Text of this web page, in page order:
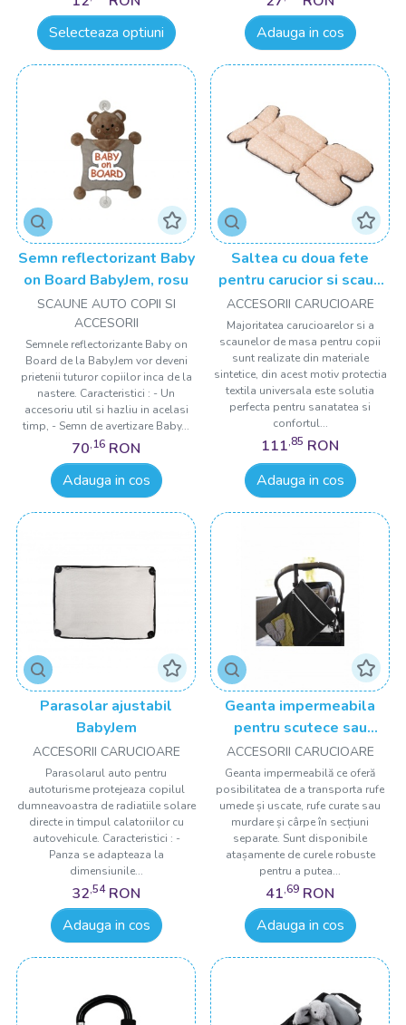
Selecteaza optiuni
Adauga in cos
Semn reflectorizant Baby
on Board BabyJem, rosu
SCAUNE AUTO COPII SI
ACCESORII
Semnele reflectorizante Baby on
Board de la BabyJem vor deveni
prietenii tuturor copiilor inca de la
nastere. Caracteristici : - Un
accesoriu util si hazliu in acelasi
timp, - Semn de avertizare Baby...
70,16 RON
Adauga in cos
Saltea cu doua fete
pentru carucior si scaun
de masa BabyJem Somon
ACCESORII CARUCIOARE
Majoritatea carucioarelor si a
scaunelor de masa pentru copii
sunt realizate din materiale
sintetice, din acest motiv protectia
textila universala este solutia
perfecta pentru sanatatea si
confortul...
111,85 RON
Adauga in cos
Parasolar ajustabil
BabyJem
ACCESORII CARUCIOARE
Parasolarul auto pentru
autoturisme protejeaza copilul
dumneavoastra de radiatiile solare
directe in timpul calatoriilor cu
autovehicule. Caracteristici : -
Panza se adapteaza la
dimensiunile...
32,54 RON
Adauga in cos
Geanta impermeabila
pentru scutece sau
hainute BabyJem
ACCESORII CARUCIOARE
Geanta impermeabilă ce oferă
posibilitatea de a transporta rufe
umede și uscate, rufe curate sau
murdare și cârpe în secțiuni
separate. Sunt disponibile
atașamente de curele robuste
pentru a putea...
41,69 RON
Adauga in cos